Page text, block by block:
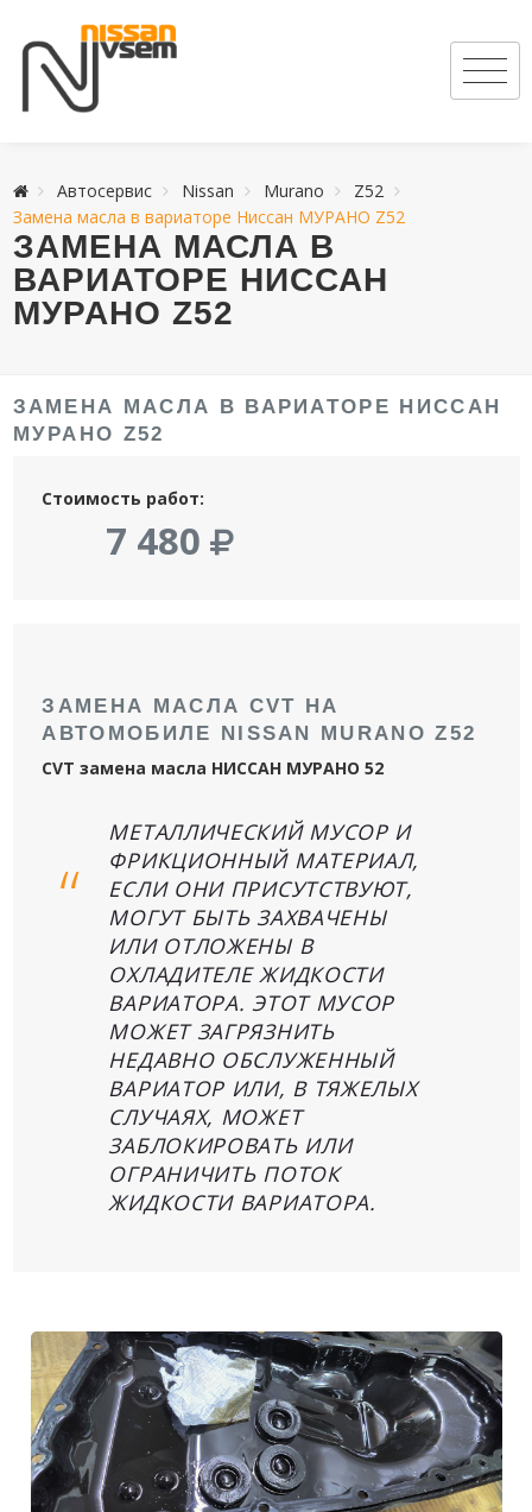
Автосервис Nissan Murano
Z52
Замена масла в вариаторе Ниссан МУРАНО Z52
ЗАМЕНА МАСЛА В
ВАРИАТОРЕ НИССАН
МУРАНО Z52
ЗАМЕНА МАСЛА В ВАРИАТОРЕ НИССАН
МУРАНО Z52
Стоимость работ:
7 480
ЗАМЕНА МАСЛА CVT НА
АВТОМОБИЛЕ NISSAN MURANO Z52
CVT замена масла НИССАН МУРАНО 52
МЕТАЛЛИЧЕСКИЙ МУСОР И
ФРИКЦИОННЫЙ МАТЕРИАЛ,
ЕСЛИ ОНИ ПРИСУТСТВУЮТ,
МОГУТ БЫТЬ ЗАХВАЧЕНЫ
ИЛИ ОТЛОЖЕНЫ В
ОХЛАДИТЕЛЕ ЖИДКОСТИ
ВАРИАТОРА. ЭТОТ МУСОР
МОЖЕТ ЗАГРЯЗНИТЬ
НЕДАВНО ОБСЛУЖЕННЫЙ
ВАРИАТОР ИЛИ, В ТЯЖЕЛЫХ
СЛУЧАЯХ, МОЖЕТ
ЗАБЛОКИРОВАТЬ ИЛИ
ОГРАНИЧИТЬ ПОТОК
ЖИДКОСТИ ВАРИАТОРА.